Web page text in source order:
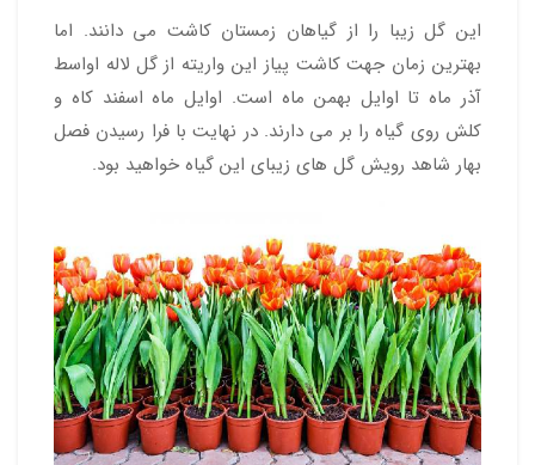
این گل زیبا را از گیاهان زمستان کاشت می دانند. اما
بهترین زمان جهت کاشت پیاز این واریته از گل لاله اواسط
آذر ماه تا اوایل بهمن ماه است. اوایل ماه اسفند کاه و
کلش روی گیاه را بر می دارند. در نهایت با فرا رسیدن فصل
بهار شاهد رویش گل های زیبای این گیاه خواهید بود.